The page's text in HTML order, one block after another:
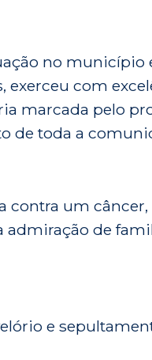
no
exerceu com
marcada pelo
de toda a
contra um
de
e